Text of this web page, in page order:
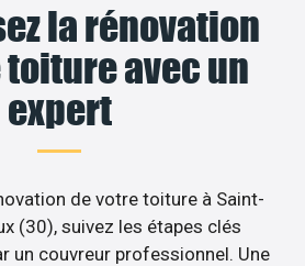
la rénovation
avec un
expert
de votre toiture à Saint-
(30), suivez les étapes clés
un couvreur professionnel. Une